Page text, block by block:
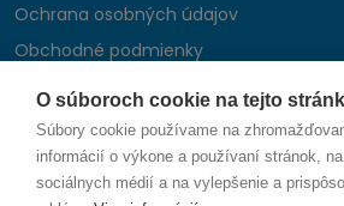
O súboroch cookie na tejto
Súbory cookie používame na
informácií o výkone a používaní stránok,
sociálnych médií a na vylepšenie a
Ochrana osobných údajov
Obchodné podmienky
Reklamačný poriadok
Montáž autohifi
Formulár na odstúpenie od zmluvy